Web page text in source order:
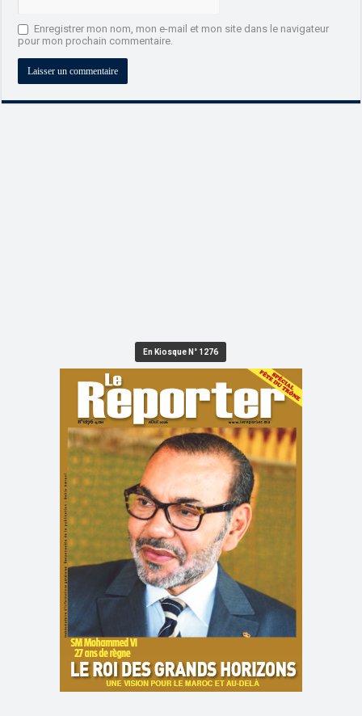
Enregistrer mon nom, mon e-mail et mon site dans le navigateur
pour mon prochain commentaire.
En Kiosque N° 1276